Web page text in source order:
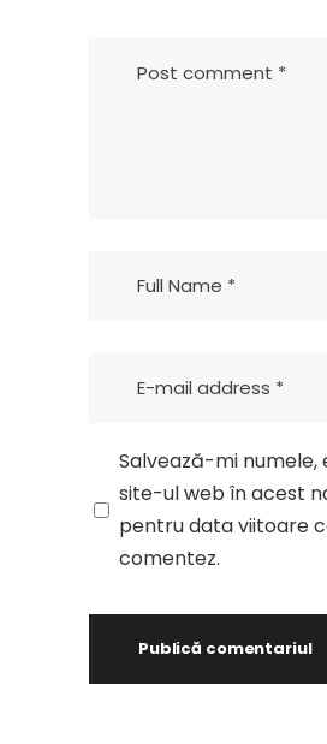
Salvează-mi numele,
site-ul web în acest
pentru data viitoare
comentez.